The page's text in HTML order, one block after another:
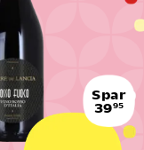
Spar
3995